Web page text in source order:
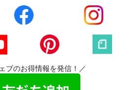
ブのお得情報を発信！／